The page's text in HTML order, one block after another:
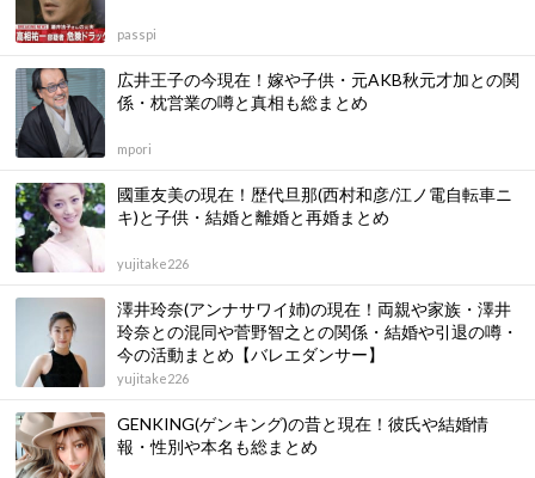
passpi
広井王子の今現在！嫁や子供・元AKB秋元才加との関
係・枕営業の噂と真相も総まとめ
mpori
國重友美の現在！歴代旦那(西村和彦/江ノ電自転車ニ
キ)と子供・結婚と離婚と再婚まとめ
yujitake226
澤井玲奈(アンナサワイ姉)の現在！両親や家族・澤井
玲奈との混同や菅野智之との関係・結婚や引退の噂・
今の活動まとめ【バレエダンサー】
yujitake226
GENKING(ゲンキング)の昔と現在！彼氏や結婚情
報・性別や本名も総まとめ